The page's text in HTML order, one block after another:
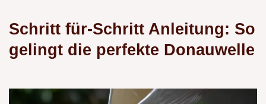
Schritt für-Schritt Anleitung: So
gelingt die perfekte Donauwelle